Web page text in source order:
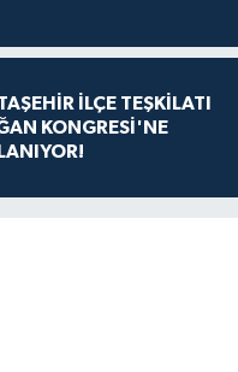
İLÇE TEŞKİLATI
KONGRESİ'NE